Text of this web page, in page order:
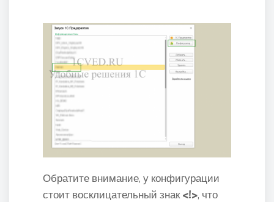
Обратите внимание, у конфигурации
стоит восклицательный знак<!>, что